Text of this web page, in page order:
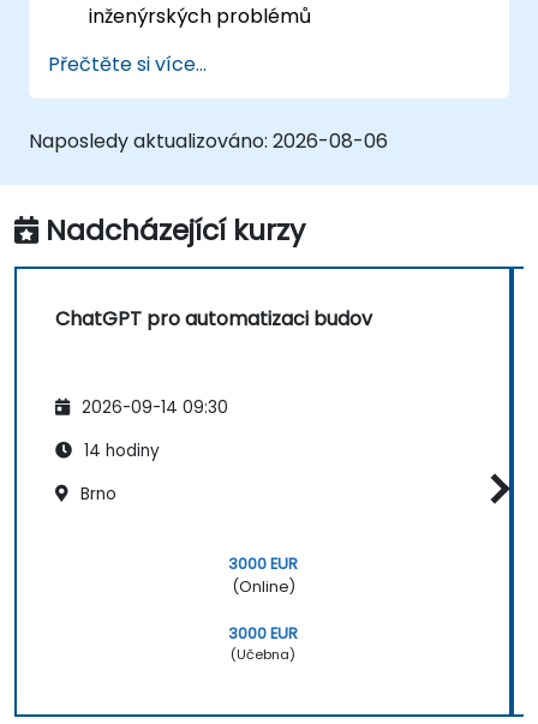
inženýrských problémů
souborů CSV, protokolů (log files) a
textových souborů
automatizovat opakující se postupy v
oblasti inženýrství a automatizace
Přečtěte si více...
Naposledy aktualizováno: 2026-08-06
Nadcházející kurzy
ChatGPT pro automatizaci budov
2026-09-14 09:30
14 hodiny
Brno
3000 EUR
(Online)
3000 EUR
(Učebna)